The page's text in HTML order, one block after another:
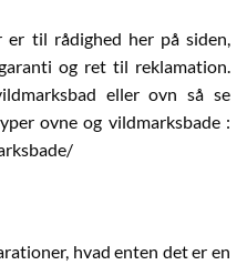
er til rådighed her på siden,
og ret til reklamation.
eller ovn så se
ovne og vildmarksbade :
hvad enten det er en